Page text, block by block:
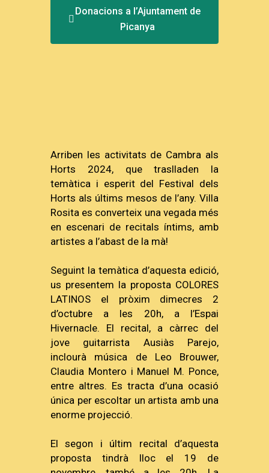
Donacions a l’Ajuntament de
Picanya
Arriben les activitats de Cambra als
Horts 2024, que traslladen la
temàtica i esperit del Festival dels
Horts als últims mesos de l’any. Villa
Rosita es converteix una vegada més
en escenari de recitals íntims, amb
artistes a l’abast de la mà!
Seguint la temàtica d’aquesta edició,
us presentem la proposta COLORES
LATINOS el pròxim dimecres 2
d’octubre a les 20h, a l’Espai
Hivernacle. El recital, a càrrec del
jove guitarrista Ausiàs Parejo,
inclourà música de Leo Brouwer,
Claudia Montero i Manuel M. Ponce,
entre altres. Es tracta d’una ocasió
única per escoltar un artista amb una
enorme projecció.
El segon i últim recital d’aquesta
proposta tindrà lloc el 19 de